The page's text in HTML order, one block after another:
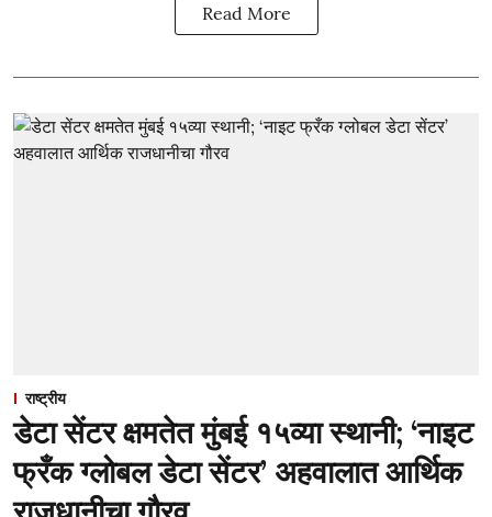
Read More
राष्ट्रीय
डेटा सेंटर क्षमतेत मुंबई १५व्या स्थानी; ‘नाइट
फ्रँक ग्लोबल डेटा सेंटर’ अहवालात आर्थिक